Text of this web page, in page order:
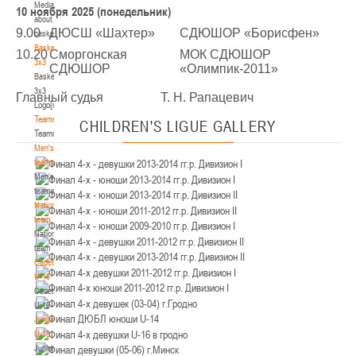
Media
about
basketball
Basketball
3x3
Basketball
3x3
Logo[modid=121]
Teams
Teams
Men's
teams
Men's
teams
National
team
National
team
Cadets
U-16
Cadets
U-16
Juniors
U-18
Juniors
IV тур – юноши 2014-2015 гг.р., Дивизион 2, 21-22 марта 2026 г., г. Минск, ул.
Уральская 3А
Брест
U-16, девушки
IV тур – девушки 2010-2011 гг.р., дивизион 2, 18-19 марта 2026 г., г. Брест, ул.
ул. Ленинградская, 4
17-18.03.2026
Гродно
U-14, девушки
IV тур – девушки 2012-2013 гг.р., дивизион 2, 17-18 марта 2026 г., г. Гродно,
ул. Врублевского, 92
14-15.03.2026
U-16, девушки
III тур – девушки 2010-2011 гг.р., Дивизион 1, 14-15 марта 2026 г., г. Минск, ул.
10 ноября 2025 (понедельник)
9.00 ДЮСШ «Шахтер»
СДЮШОР «Борисфен»
10.20Сморгонская
СДЮШОР
МОК СДЮШОР
«Олимпик-2011»
Главный судья Т. Н. Рапацевич
CHILDREN'S LIGUE GALLERY